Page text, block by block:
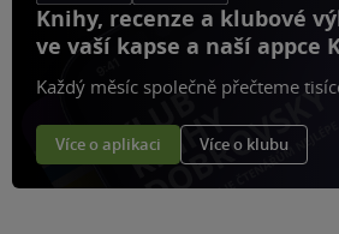
Knihy, recenze a klubové
ve vaší kapse a naší appce
Každý měsíc společně přečteme
Více o aplikaci Více o klubu